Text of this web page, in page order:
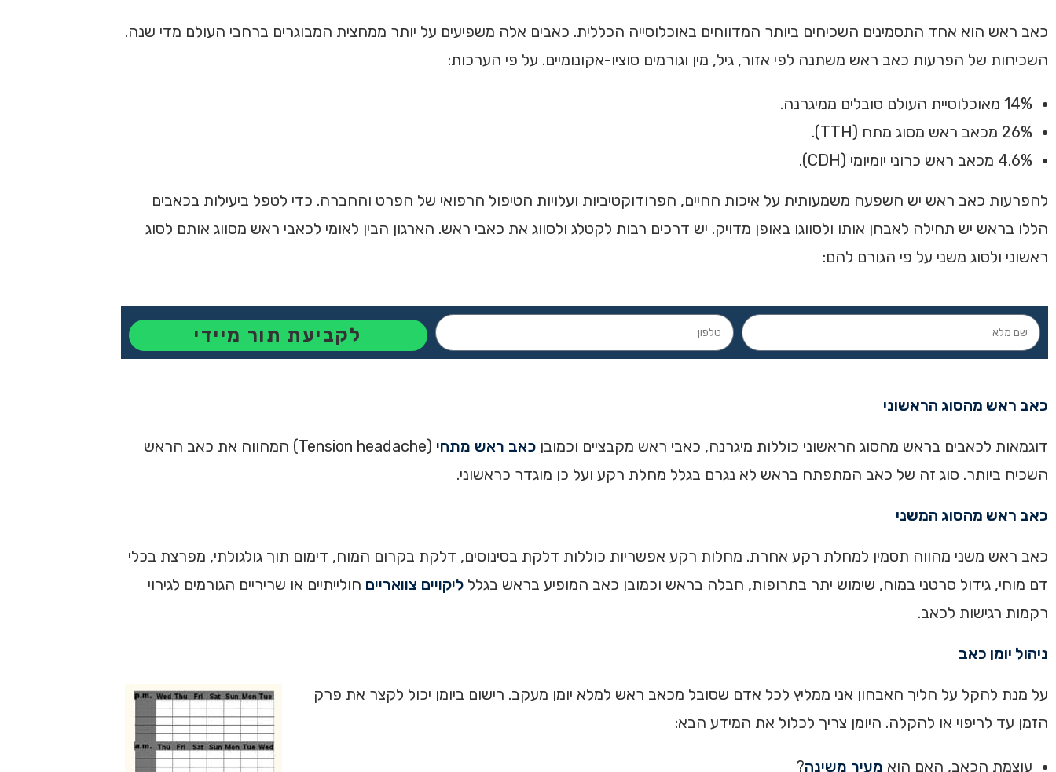
כאב ראש הוא אחד התסמינים השכיחים ביותר המדווחים באוכלוסייה הכללית. כאבים אלה משפיעים על יותר ממחצית המבוגרים ברחבי העולם מדי שנה.
השכיחות של הפרעות כאב ראש משתנה לפי אזור, גיל, מין וגורמים סוציו-אקונומיים. על פי הערכות:
14% מאוכלוסיית העולם סובלים ממיגרנה.
26% מכאב ראש מסוג מתח (TTH).
4.6% מכאב ראש כרוני יומיומי (CDH).
להפרעות כאב ראש יש השפעה משמעותית על איכות החיים, הפרודוקטיביות ועלויות הטיפול הרפואי של הפרט והחברה. כדי לטפל ביעילות בכאבים
הללו בראש יש תחילה לאבחן אותו ולסווגו באופן מדויק. יש דרכים רבות לקטלג ולסווג את כאבי ראש. הארגון הבין לאומי לכאבי ראש מסווג אותם לסוג
ראשוני ולסוג משני על פי הגורם להם:
לקביעת תור מיידי
כאב ראש מהסוג הראשוני
דוגמאות לכאבים בראש מהסוג הראשוני כוללות מיגרנה, כאבי ראש מקבציים וכמובן כאב ראש מתחי
(Tension headache) המהווה את כאב הראש
השכיח ביותר. סוג זה של כאב המתפתח בראש לא נגרם בגלל מחלת רקע ועל כן מוגדר כראשוני.
כאב ראש מהסוג המשני
כאב ראש משני מהווה תסמין למחלת רקע אחרת. מחלות רקע אפשריות כוללות דלקת בסינוסים, דלקת בקרום המוח, דימום תוך גולגולתי, מפרצת בכלי
דם מוחי, גידול סרטני במוח, שימוש יתר בתרופות, חבלה בראש וכמובן כאב המופיע בראש בגלל ליקויים צוואריים חולייתיים או שריריים הגורמים לגירוי
רקמות רגישות לכאב.
ניהול יומן כאב
על מנת להקל על הליך האבחון אני ממליץ לכל אדם שסובל מכאב ראש למלא יומן מעקב. רישום ביומן יכול לקצר את פרק
הזמן עד לריפוי או להקלה. היומן צריך לכלול את המידע הבא:
עוצמת הכאב, האם הוא מעיר משינה?